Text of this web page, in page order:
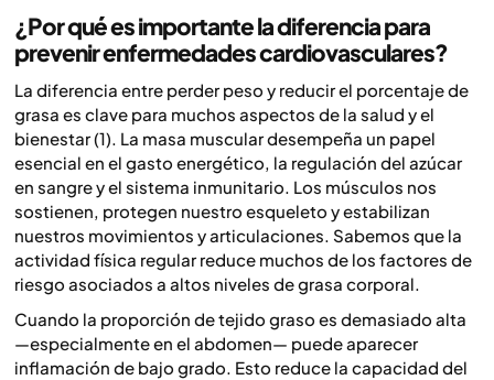
¿Por qué es importante la diferencia para
prevenir enfermedades cardiovasculares?
La diferencia entre perder peso y reducir el porcentaje de
grasa es clave para muchos aspectos de la salud y el
bienestar (1). La masa muscular desempeña un papel
esencial en el gasto energético, la regulación del azúcar
en sangre y el sistema inmunitario. Los músculos nos
sostienen, protegen nuestro esqueleto y estabilizan
nuestros movimientos y articulaciones. Sabemos que la
actividad física regular reduce muchos de los factores de
riesgo asociados a altos niveles de grasa corporal.
Cuando la proporción de tejido graso es demasiado alta
—especialmente en el abdomen— puede aparecer
inflamación de bajo grado. Esto reduce la capacidad del